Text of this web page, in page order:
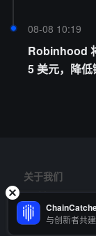
08-08 10:19
Robinhood
5 美元，降
关于我们
风险提示
与创新者共